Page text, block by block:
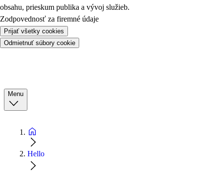
obsahu, prieskum publika a vývoj služieb.
Zodpovednosť za firemné údaje
Prijať všetky cookies
Odmietnuť súbory cookie
Menu
Hello